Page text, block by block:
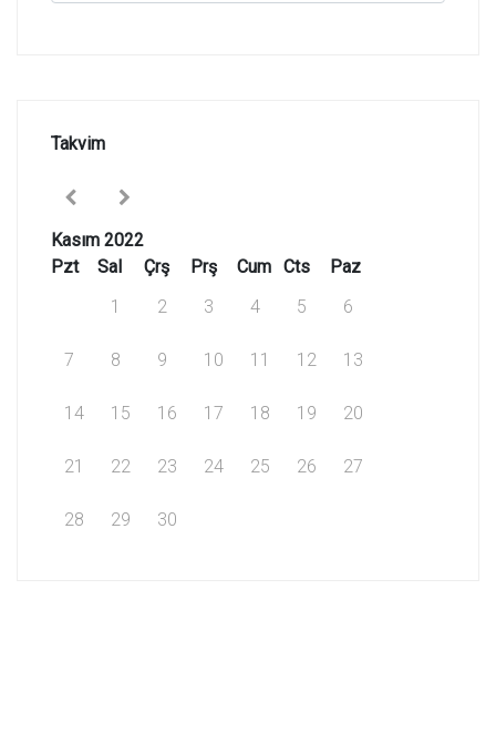
Takvim
Kasım 2022
Pzt
Sal Çrş Prş Cum Cts
Paz
1
2 3 4 5 6
7 8 9 10 11 12 13
14 15 16 17 18 19 20
21 22 23 24 25 26 27
28 29 30